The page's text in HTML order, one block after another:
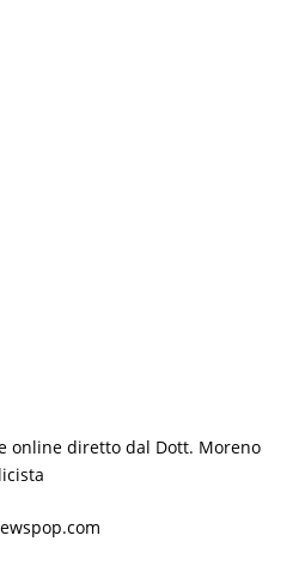
online diretto dal Dott. Moreno